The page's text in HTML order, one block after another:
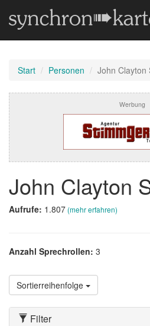
Start Personen John Clayton
Werbung
John Clayton
Aufrufe: 1.807(mehr erfahren)
Anzahl Sprechrollen: 3
Sortierreihenfolge
Filter